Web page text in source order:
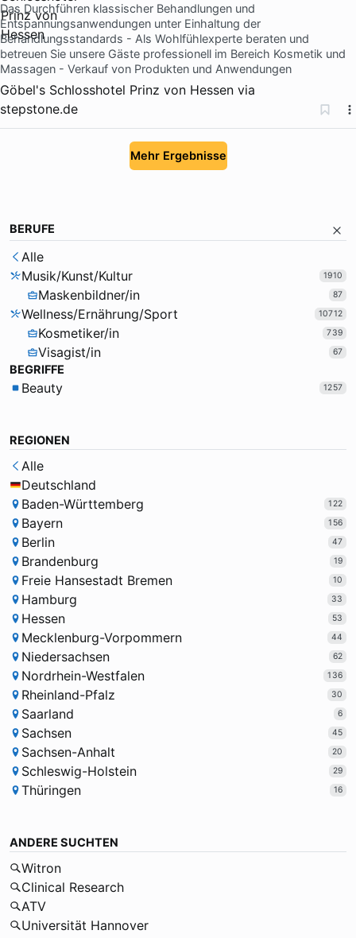
Das Durchführen klassischer Behandlungen und
Entspannungsanwendungen unter Einhaltung der
Behandlungsstandards - Als Wohlfühlexperte beraten und
betreuen Sie unsere Gäste professionell im Bereich Kosmetik und
Massagen - Verkauf von Produkten und Anwendungen
Göbel's Schlosshotel Prinz von Hessen via
stepstone.de
Mehr Ergebnisse
BERUFE
Alle
Musik/Kunst/Kultur
1910
Maskenbildner/in 87
Wellness/Ernährung/Sport 10712
Kosmetiker/in 739
Visagist/in 67
BEGRIFFE
Beauty 1257
REGIONEN
Alle
Deutschland
Baden-Württemberg
122
Bayern 156
Berlin 47
Brandenburg 19
Freie Hansestadt Bremen 10
Hamburg 33
Hessen 53
Mecklenburg-Vorpommern 44
Niedersachsen 62
Nordrhein-Westfalen 136
Rheinland-Pfalz 30
Saarland 6
Sachsen 45
Sachsen-Anhalt 20
Schleswig-Holstein 29
Thüringen 16
ANDERE SUCHTEN
Witron
Clinical Research
ATV
Universität Hannover